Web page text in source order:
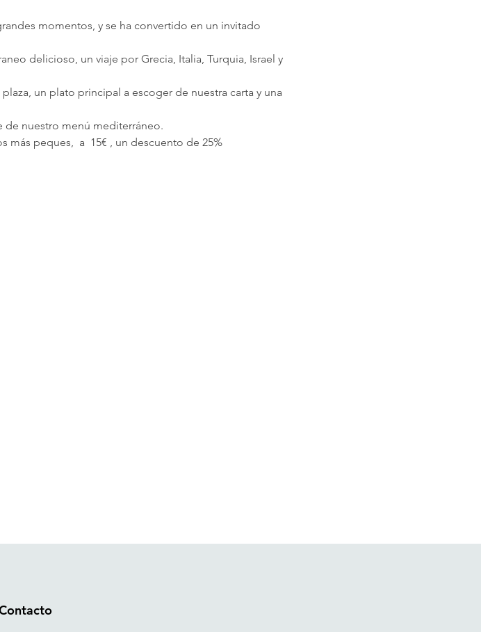
momentos, y se ha convertido en un invitado
delicioso, un viaje por Grecia, Italia, Turquia, Israel y
un plato principal a escoger de nuestra carta y una
nuestro menú mediterráneo.
peques,  a  15€ , un descuento de 25%